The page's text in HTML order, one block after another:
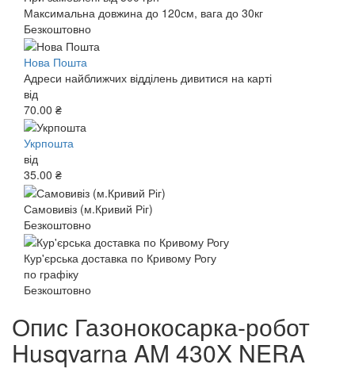
Максимальна довжина до 120см, вага до 30кг
Безкоштовно
Нова Пошта
Адреси найближчих відділень дивитися на карті
від
70.00 ₴
Укрпошта
від
35.00 ₴
Самовивіз (м.Кривий Ріг)
Безкоштовно
Кур'єрська доставка по Кривому Рогу
по графіку
Безкоштовно
Опис Газонокосарка-робот
Husqvarna AM 430X NERA